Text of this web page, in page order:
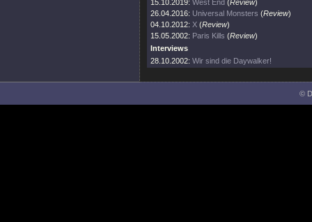
15.10.2019: West End (Review)
26.04.2016: Universal Monsters (Review)
04.10.2012: X (Review)
15.05.2002: Paris Kills (Review)
Interviews
28.10.2002: Wir sind die Daywalker!
©